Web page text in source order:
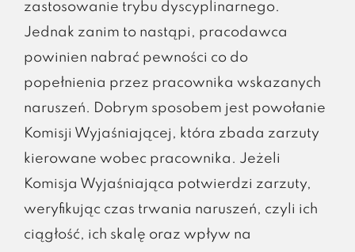
zastosowanie trybu dyscyplinarnego.
Jednak zanim to nastąpi, pracodawca
powinien nabrać pewności co do
popełnienia przez pracownika wskazanych
naruszeń. Dobrym sposobem jest powołanie
Komisji Wyjaśniającej, która zbada zarzuty
kierowane wobec pracownika. Jeżeli
Komisja Wyjaśniająca potwierdzi zarzuty,
weryfikując czas trwania naruszeń, czyli ich
ciągłość, ich skalę oraz wpływ na